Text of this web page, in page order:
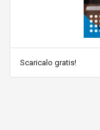
Scaricalo gratis!